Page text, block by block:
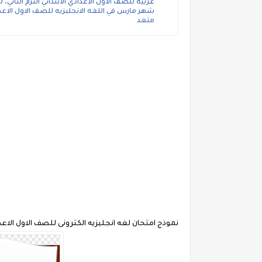
متعد
نموذج امتحان لغه انجليزيه الكترونى للصف الاول